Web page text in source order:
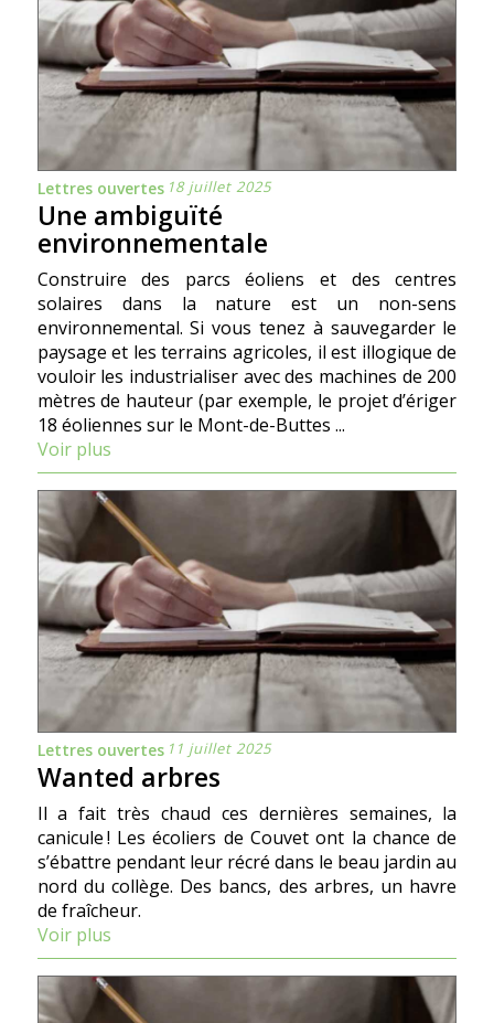
Lettres ouvertes 18 juillet 2025
Une ambiguïté
environnementale
Construire des parcs éoliens et des centres
solaires dans la nature est un non-sens
environnemental. Si vous tenez à sauvegarder le
paysage et les terrains agricoles, il est illogique de
vouloir les industrialiser avec des machines de 200
mètres de hauteur (par exemple, le projet d’ériger
18 éoliennes sur le Mont-de-Buttes ...
Voir plus
Lettres ouvertes 11 juillet 2025
Wanted arbres
Il a fait très chaud ces dernières semaines, la
canicule ! Les écoliers de Couvet ont la chance de
s’ébattre pendant leur récré dans le beau jardin au
nord du collège. Des bancs, des arbres, un havre
de fraîcheur.
Voir plus